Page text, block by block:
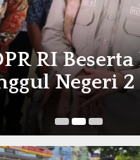
RI
Negeri